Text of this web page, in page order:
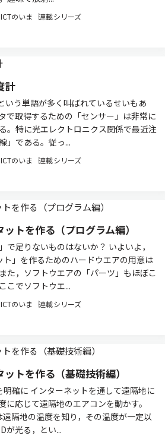
のいま 連載シリーズ
計
う単語が多く叫ばれているせいもあ
で取得するための「センサー」は非常に
。特に光エレクトロニクス関係で最近注
」である。従っ...
のいま 連載シリーズ
トを作る（プログラム編）
足りないものはないか？ いよいよ，
」を作るためのハードウエアの用意は
た，ソフトウエアの「パーツ」もほぼこ
こでソフトウエ...
のいま 連載シリーズ
トを作る（基礎技術編）
確に インターネットを通して遠隔地に
に応じて遠隔地のエアコンを動かす。
隔地の温度を知り，その温度が一定以
が光る，とい...